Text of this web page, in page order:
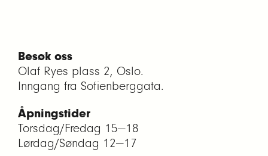
Besøk oss
Olaf Ryes plass 2, Oslo.
Inngang fra Sofienberggata.
Åpningstider
Torsdag/Fredag 15—18
Lørdag/Søndag 12—17